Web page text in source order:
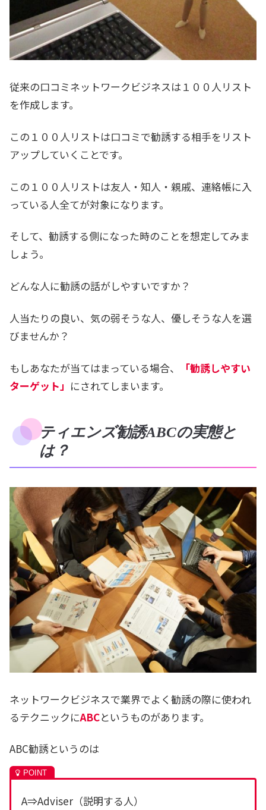
従来の口コミネットワークビジネスは１００人リスト
を作成します。
この１００人リストは口コミで勧誘する相手をリスト
アップしていくことです。
この１００人リストは友人・知人・親戚、連絡帳に入
っている人全てが対象になります。
そして、勧誘する側になった時のことを想定してみま
しょう。
どんな人に勧誘の話がしやすいですか？
人当たりの良い、気の弱そうな人、優しそうな人を選
びませんか？
もしあなたが当てはまっている場合、
「勧誘しやすい
ターゲット」 にされてしまいます。
ティエンズ勧誘ABCの実態と
は？
ネットワークビジネスで業界でよく勧誘の際に使われ
るテクニックにABCというものがあります。
ABC勧誘というのは
A⇒Adviser（説明する人）